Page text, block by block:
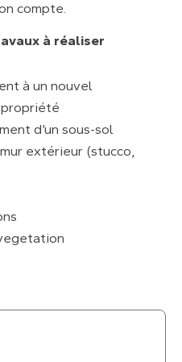
compte.
à réaliser
à un nouvel
propriété
d’un sous-sol
extérieur (stucco,